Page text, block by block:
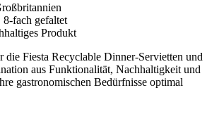
fach gefaltet
Produkt
die Fiesta Recyclable Dinner-Servietten und
aus Funktionalität, Nachhaltigkeit und
gastronomischen Bedürfnisse optimal